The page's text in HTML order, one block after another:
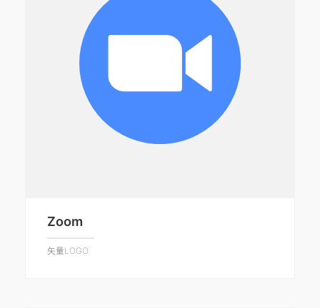
Zoom
矢量LOGO